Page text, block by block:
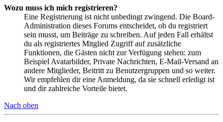
Wozu muss ich mich registrieren?
Eine Registrierung ist nicht unbedingt zwingend. Die Board-
Administration dieses Forums entscheidet, ob du registriert
sein musst, um Beiträge zu schreiben. Auf jeden Fall erhältst
du als registriertes Mitglied Zugriff auf zusätzliche
Funktionen, die Gästen nicht zur Verfügung stehen: zum
Beispiel Avatarbilder, Private Nachrichten, E-Mail-Versand an
andere Mitglieder, Beitritt zu Benutzergruppen und so weiter.
Wir empfehlen dir eine Anmeldung, da sie schnell erledigt ist
und dir zahlreiche Vorteile bietet.
Nach oben